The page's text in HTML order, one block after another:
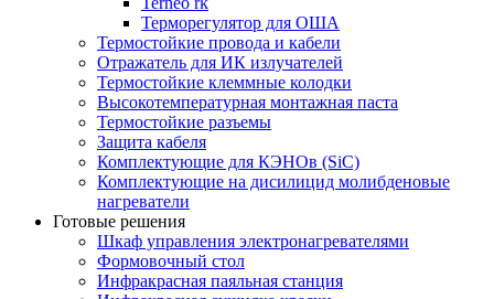
Терморегулятор для ОША
Термостойкие провода и кабели
Отражатель для ИК излучателей
Термостойкие клеммные колодки
Высокотемпературная монтажная паста
Термостойкие разъемы
Защита кабеля
Комплектующие для КЭНОв (SiC)
Комплектующие на дисилицид молибденовые
нагреватели
Готовые решения
Шкаф управления электронагревателями
Формовочный стол
Инфракрасная паяльная станция